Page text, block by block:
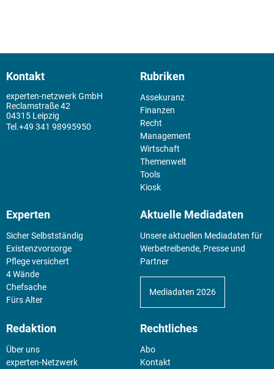
Kontakt
experten-netzwerk GmbH
Reclamstraße 42
04315 Leipzig
+49 341 98995950
Rubriken
Assekuranz
Finanzen
Recht
Management
Wirtschaft
Themenwelt
Tools
Kiosk
Experten
Sicher Selbstständig
Existenz­vorsorge
Pflege versichert
4 Wände
Chefsache
Fürs Alter
Aktuelle Mediadaten
Unsere aktuellen Mediadaten für
Werbetreibende, Presse und
Partner
Mediadaten 2026
Redaktion
Über uns
experten-Netzwerk
Rechtliches
Abo
Kontakt